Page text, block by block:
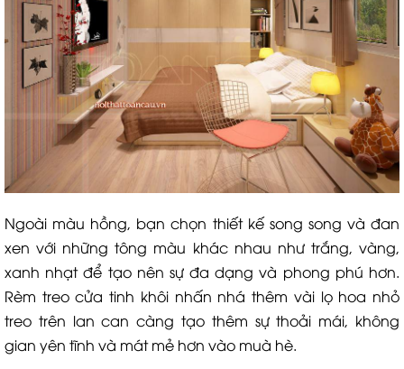
Ngoài màu hồng, bạn chọn thiết kế song song và đan
xen với những tông màu khác nhau như trắng, vàng,
xanh nhạt để tạo nên sự đa dạng và phong phú hơn.
Rèm treo cửa tinh khôi nhấn nhá thêm vài lọ hoa nhỏ
treo trên lan can càng tạo thêm sự thoải mái, không
gian yên tĩnh và mát mẻ hơn vào muà hè.